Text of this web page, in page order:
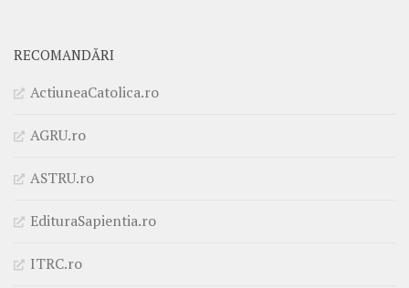
RECOMANDĂRI
ActiuneaCatolica.ro
AGRU.ro
ASTRU.ro
EdituraSapientia.ro
ITRC.ro